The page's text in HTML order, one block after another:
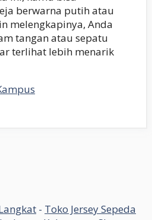
berwarna putih atau
melengkapinya, Anda
tangan atau sepatu
terlihat lebih menarik
- Toko Jersey Sepeda